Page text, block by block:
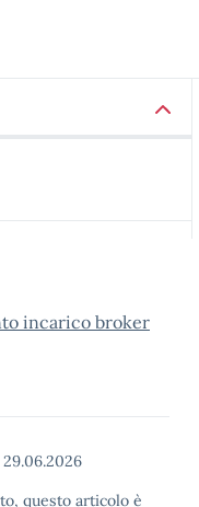
incarico broker
29.06.2026
questo articolo è